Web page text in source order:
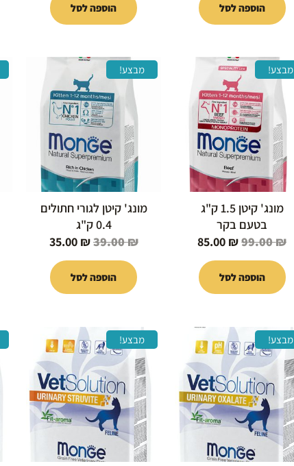
הוספה לסל הוספה לסל
מבצע!
מונג' קיטן 1.5 ק"ג
בטעם בקר
99.00₪
המחיר
המקורי
היה:
99.00 ₪.
85.00 ₪
הוא:
85.00 ₪.
הוספה לסל
מבצע!
מונג' קיטן לגורי חתולים
0.4 ק"ג
39.00₪
המחיר
המקורי
היה:
39.00 ₪.
35.00 ₪
הוא:
35.00 ₪.
הוספה לסל
מבצע!
המחיר
המקורי
היה:
119.00 ₪.
הוא:
105.00 ₪.
מבצע!
המחיר
המקורי
היה:
119.00 ₪.
הוא:
105.00 ₪.